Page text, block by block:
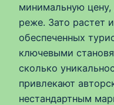
минимальную
реже. Зато растет
обеспеченных
ключевыми
сколько
привлекают
нестандартным